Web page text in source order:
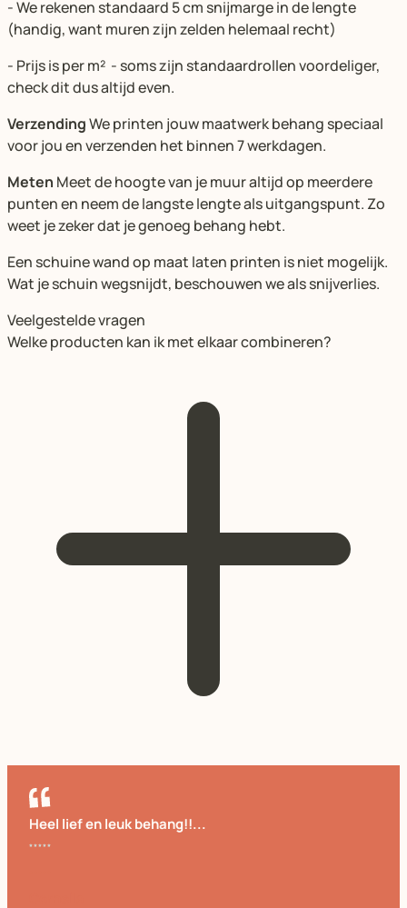
- We rekenen standaard 5 cm snijmarge in de lengte
(handig, want muren zijn zelden helemaal recht)
- Prijs is per m² - soms zijn standaardrollen voordeliger,
check dit dus altijd even.
VerzendingWe printen jouw maatwerk behang speciaal
voor jou en verzenden het binnen 7 werkdagen.
Meten Meet de hoogte van je muur altijd op meerdere
punten en neem de langste lengte als uitgangspunt. Zo
weet je zeker dat je genoeg behang hebt.
Een schuine wand op maat laten printen is niet mogelijk.
Wat je schuin wegsnijdt, beschouwen we als snijverlies.
Veelgestelde vragen
Welke producten kan ik met elkaar combineren?
Heel lief en leuk behang!!...